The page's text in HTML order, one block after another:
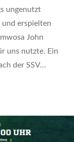
ungenutzt
erspielten
John
uns nutzte. Ein
der SSV…